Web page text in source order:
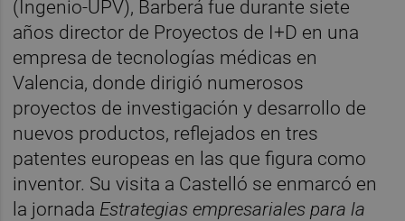
(Ingenio-UPV), Barberá fue durante siete
años director de Proyectos de I+D en una
empresa de tecnologías médicas en
Valencia, donde dirigió numerosos
proyectos de investigación y desarrollo de
nuevos productos, reflejados en tres
patentes europeas en las que figura como
inventor. Su visita a Castelló se enmarcó en
la jornada Estrategias empresariales para la